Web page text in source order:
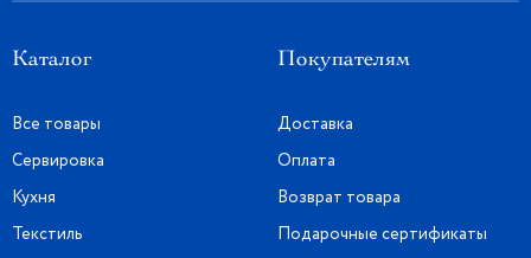
Каталог
Все товары
Сервировка
Кухня
Текстиль
Покупателям
Доставка
Оплата
Возврат товара
Подарочные сертификаты